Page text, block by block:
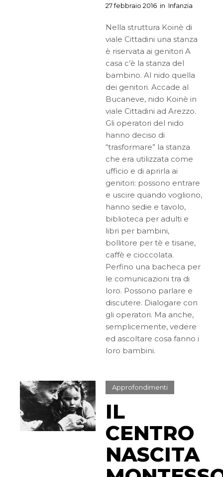
27 febbraio 2016 in Infanzia
Nella struttura Koinè di
viale Cittadini una stanza
è riservata ai genitori A
casa c’è la stanza del
bambino. Al nido quella
dei genitori. Accade al
Bucaneve, nido Koinè in
viale Cittadini ad Arezzo.
Gli operatori del nido
hanno deciso di
“trasformare” la stanza
che era utilizzata come
ufficio e di aprirla ai
genitori: possono entrare
e uscire quando vogliono,
hanno sedie e tavolo,
biblioteca per adulti e
libri per bambini,
bollitore per tè e tisane,
caffè e cioccolata.
Perfino una bacheca per
le comunicazioni tra di
loro. Possono parlare e
discutere. Dialogare con
gli operatori. Ma anche,
semplicemente, vedere
ed ascoltare cosa fanno i
loro bambini.
Approfondimenti
IL
CENTRO
NASCITA